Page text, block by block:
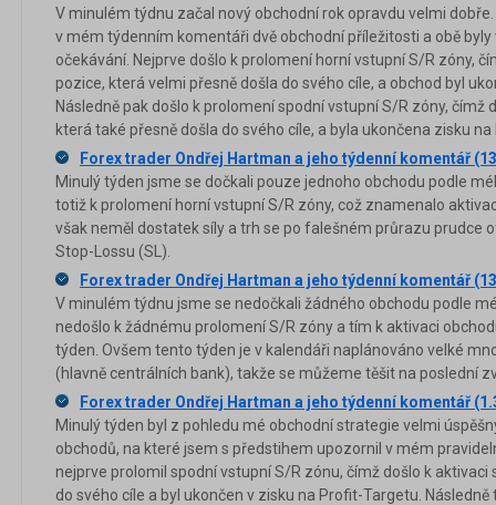
V minulém týdnu začal nový obchodní rok opravdu velmi
v mém týdenním komentáři dvě obchodní příležitosti a obě
očekávání. Nejprve došlo k prolomení horní vstupní S/R zóny,
pozice, která velmi přesně došla do svého cíle, a obchod byl
Následně pak došlo k prolomení spodní vstupní S/R zóny, čímž
která také přesně došla do svého cíle, a byla ukončena zisku
Forex trader Ondřej Hartman a jeho týdenní komentář
Minulý týden jsme se dočkali pouze jednoho obchodu podle
totiž k prolomení horní vstupní S/R zóny, což znamenalo
však neměl dostatek síly a trh se po falešném průrazu prudce
Stop-Lossu (SL).
Forex trader Ondřej Hartman a jeho týdenní komentář
V minulém týdnu jsme se nedočkali žádného obchodu podle
nedošlo k žádnému prolomení S/R zóny a tím k aktivaci
týden. Ovšem tento týden je v kalendáři naplánováno velké
(hlavně centrálních bank), takže se můžeme těšit na poslední
Forex trader Ondřej Hartman a jeho týdenní komentář
Minulý týden byl z pohledu mé obchodní strategie velmi
obchodů, na které jsem s předstihem upozornil v mém
nejprve prolomil spodní vstupní S/R zónu, čímž došlo k
do svého cíle a byl ukončen v zisku na Profit-Targetu.